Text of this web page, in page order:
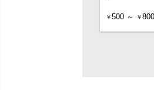
￥500 ～ ￥